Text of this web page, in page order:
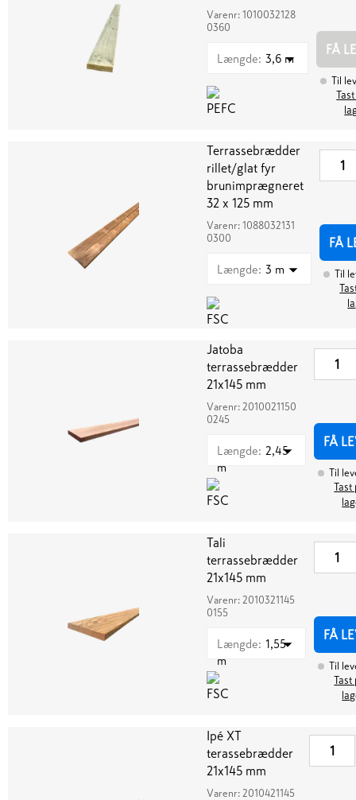
Varenr: 1010032128
0360
Længde: 3,6 m
FÅ
Til
Terrassebrædder
rillet/glat fyr
brunimprægneret
32 x 125 mm
Varenr: 1088032131
0300
Længde: 3 m
FÅ
Til
Jatoba
terrassebrædder
21x145 mm
Varenr: 2010021150
0245
Længde: 2,45
m
FÅ
Til
Tast
Tali
terrassebrædder
21x145 mm
Varenr: 2010321145
0155
Længde: 1,55
m
FÅ
Til
Tast
Ipé XT
terassebrædder
21x145 mm
Varenr: 2010421145